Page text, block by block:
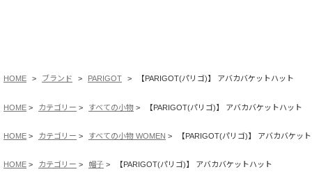
HOME ブランド PARIGOT 【PARIGOT(パリゴ)】 アバカバケットハット
HOME カテゴリー すべての小物 【PARIGOT(パリゴ)】 アバカバケットハット
HOME カテゴリー すべての小物 WOMEN 【PARIGOT(パリゴ)】 アバカバケッ
HOME カテゴリー 帽子 【PARIGOT(パリゴ)】 アバカバケットハット